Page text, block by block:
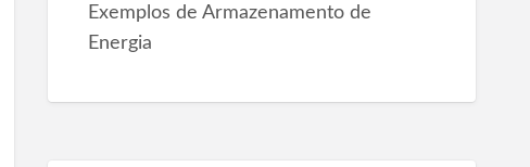
Exemplos de Armazenamento de
Energia